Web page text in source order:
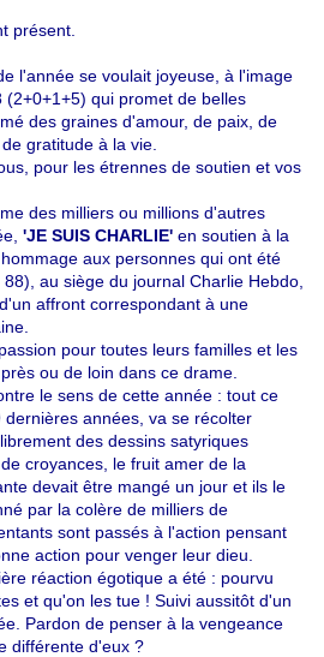
présent.
l'année se voulait joyeuse, à l'image
qui promet de belles
des graines d'amour, de paix, de
gratitude à la vie.
pour les étrennes de soutien et vos
des milliers ou millions d'autres
'JE SUIS CHARLIE' en soutien à la
aux personnes qui ont été
au siège du journal Charlie Hebdo,
affront correspondant à une
pour toutes leurs familles et les
ou de loin dans ce drame.
le sens de cette année : tout ce
années, va se récolter
des dessins satyriques
croyances, le fruit amer de la
devait être mangé un jour et ils le
par la colère de milliers de
sont passés à l'action pensant
action pour venger leur dieu.
réaction égotique a été : pourvu
et qu'on les tue ! Suivi aussitôt d'un
Pardon de penser à la vengeance
différente d'eux ?